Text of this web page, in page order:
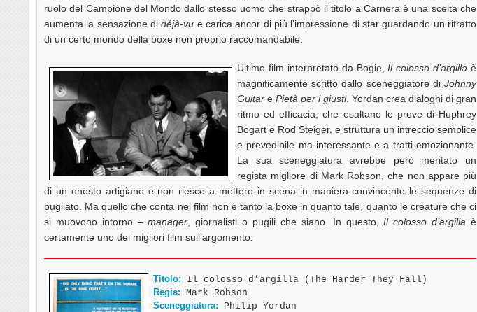
ruolo del Campione del Mondo dallo stesso uomo che strappò il titolo a Carnera è una scelta che
aumenta la sensazione didéjà-vu e carica ancor di più l’impressione di star guardando un ritratto
di un certo mondo della boxe non proprio raccomandabile.
Ultimo film interpretato da Bogie,Il colosso d’argilla è
magnificamente scritto dallo sceneggiatore di Johnny
Guitar e Pietà per i giusti. Yordan crea dialoghi di gran
ritmo ed efficacia, che esaltano le prove di Huphrey
Bogart e Rod Steiger, e struttura un intreccio semplice
e prevedibile ma interessante e a tratti emozionante.
La sua sceneggiatura avrebbe però meritato un
regista migliore di Mark Robson, che non appare più
di un onesto artigiano e non riesce a mettere in scena in maniera convincente le sequenze di
pugilato. Ma quello che conta nel film non è tanto la boxe in quanto tale, quanto le creature che ci
si muovono intorno –manager , giornalisti o pugili che siano. In questo,Il colosso d’argilla è
certamente uno dei migliori film sull’argomento.
Titolo: Il colosso d’argilla (The Harder They Fall)
Regia: Mark Robson
Sceneggiatura: Philip Yordan